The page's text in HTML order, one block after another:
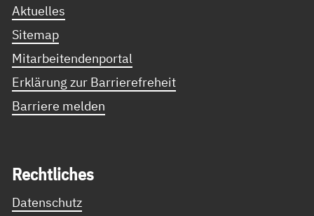
Aktuelles
Sitemap
Mitarbeitendenportal
Erklärung zur Barrierefreheit
Barriere melden
Recht­li­ches
Datenschutz